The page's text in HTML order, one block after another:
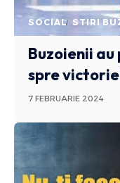
SOCIAL STIRI
Buzoienii
spre
7 FEBRUARIE 2024